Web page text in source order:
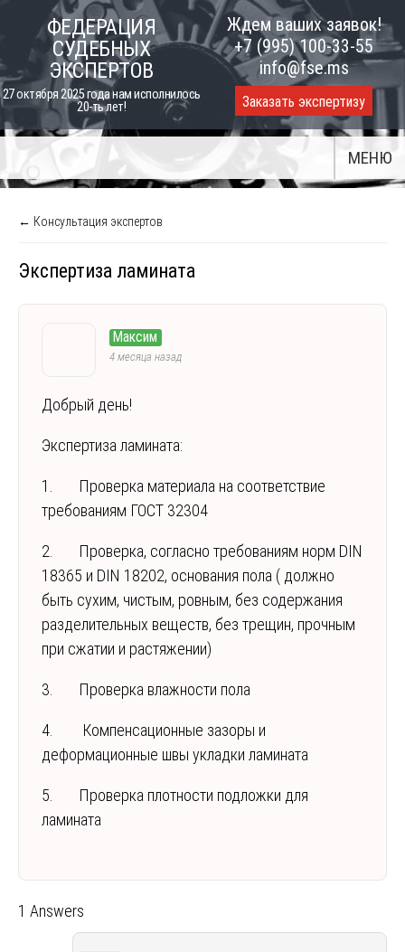
content
ФЕДЕРАЦИЯ
СУДЕБНЫХ
ЭКСПЕРТОВ
27 октября 2025 года нам исполнилось
20-ть лет!
Ждем ваших заявок!
+7 (995) 100-33-55
info@fse.ms
Заказать экспертизу
МЕНЮ
← Консультация экспертов
Экспертиза ламината
Максим
4 месяца назад
Добрый день!
Экспертиза ламината:
1. Проверка материала на соответствие
требованиям ГОСТ 32304
2. Проверка, согласно требованиям норм DIN
18365 и DIN 18202, основания пола ( должно
быть сухим, чистым, ровным, без содержания
разделительных веществ, без трещин, прочным
при сжатии и растяжении)
3. Проверка влажности пола
4. Компенсационные зазоры и
деформационные швы укладки ламината
5. Проверка плотности подложки для
ламината
1 Answers